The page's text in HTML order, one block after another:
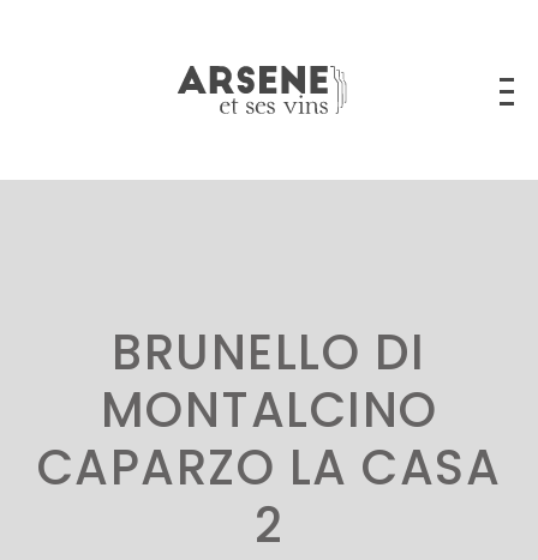
BRUNELLO DI
MONTALCINO
CAPARZO LA CASA
2